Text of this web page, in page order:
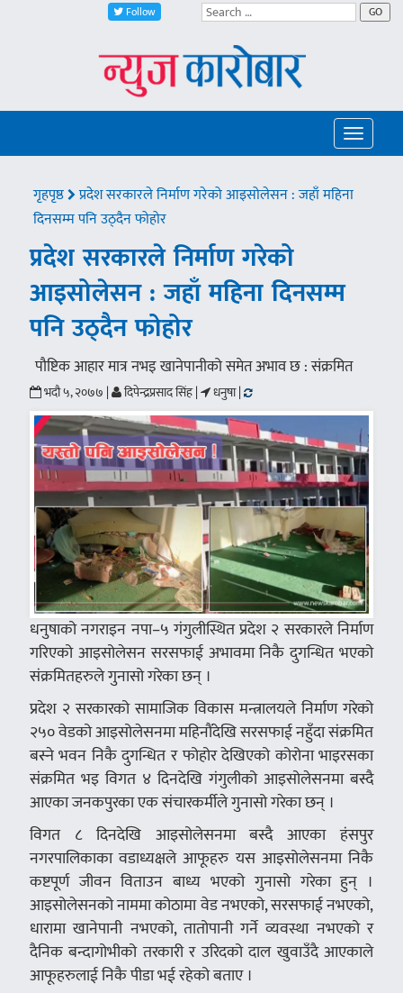
Follow GO
Toggle
गृहपृष्ठ
प्रदेश सरकारले निर्माण गरेको आइसोलेसन : जहाँ महिना
दिनसम्म पनि उठ्दैन फोहोर
प्रदेश सरकारले निर्माण गरेको
आइसोलेसन : जहाँ महिना दिनसम्म
पनि उठ्दैन फोहोर
पौष्टिक आहार मात्र नभइ खानेपानीको समेत अभाव छ : संक्रमित
भदौ ५, २०७७ | दिपेन्द्रप्रसाद सिंह | धनुषा |
धनुषाको नगराइन नपा–५ गंगुलीस्थित प्रदेश २ सरकारले निर्माण
गरिएको आइसोलेसन सरसफाई अभावमा निकै दुगन्धित भएको
संक्रमितहरुले गुनासो गरेका छन् ।
प्रदेश २ सरकारको सामाजिक विकास मन्त्रालयले निर्माण गरेको
२५० वेडको आइसोलेसनमा महिनौंदेखि सरसफाई नहुँदा संक्रमित
बस्ने भवन निकै दुगन्धित र फोहोर देखिएको कोरोना भाइरसका
संक्रमित भइ विगत ४ दिनदेखि गंगुलीको आइसोलेसनमा बस्दै
आएका जनकपुरका एक संचारकर्मीले गुनासो गरेका छन् ।
विगत ८ दिनदेखि आइसोलेसनमा बस्दै आएका हंसपुर
नगरपालिकाका वडाध्यक्षले आफूहरु यस आइसोलेसनमा निकै
कष्टपूर्ण जीवन विताउन बाध्य भएको गुनासो गरेका हुन् ।
आइसोलेसनको नाममा कोठामा वेड नभएको, सरसफाई नभएको,
धारामा खानेपानी नभएको, तातोपानी गर्ने व्यवस्था नभएको र
दैनिक बन्दागोभीको तरकारी र उरिदको दाल खुवाउँदै आएकाले
आफूहरुलाई निकै पीडा भई रहेको बताए ।